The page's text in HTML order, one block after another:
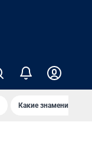
Какие знаменитости